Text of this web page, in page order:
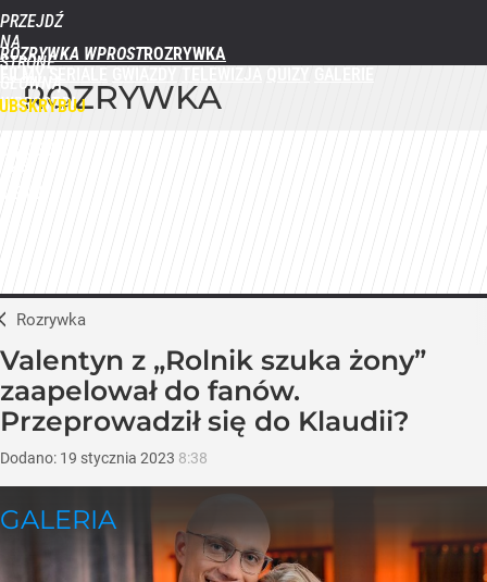
PRZEJDŹ
NA
STRONĘ
GŁÓWNĄ
WPROST.PL
ROZRYWKA WPROST
ROZRYWKA
Rozrywka
Valentyn z „Rolnik szuka żony”
zaapelował do fanów.
Przeprowadził się do Klaudii?
Dodano: 19 stycznia 2023 8:38